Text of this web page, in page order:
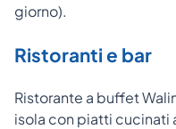
giorno).
Ristoranti e bar
Ristorante a buffet
isola con piatti cucinati